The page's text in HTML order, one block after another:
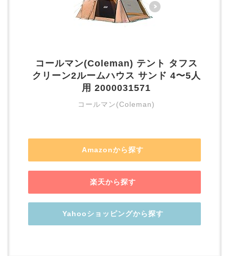
コールマン(Coleman) テント タフス
クリーン2ルームハウス サンド 4〜5人
用 2000031571
コールマン(Coleman)
Amazonから探す
楽天から探す
Yahooショッピングから探す